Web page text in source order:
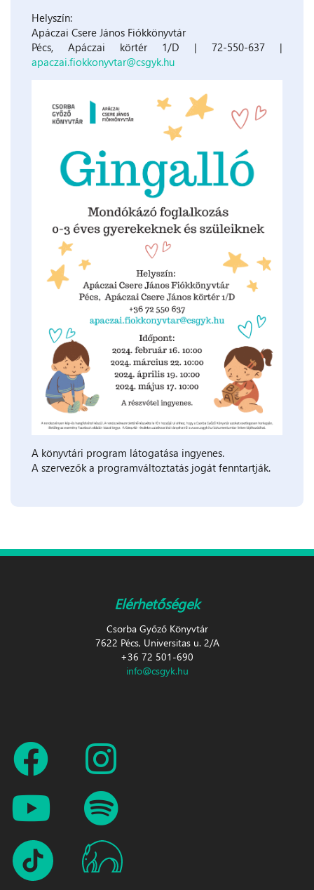
Helyszín:
Apáczai Csere János Fiókkönyvtár
Pécs, Apáczai körtér 1/D | 72-550-637 |
apaczai.fiokkonyvtar@csgyk.hu
A könyvtári program látogatása ingyenes.
A szervezők a programváltoztatás jogát fenntartják.
Elérhetőségek
Csorba Győző Könyvtár
7622 Pécs, Universitas u. 2/A
+36 72 501-690
info@csgyk.hu